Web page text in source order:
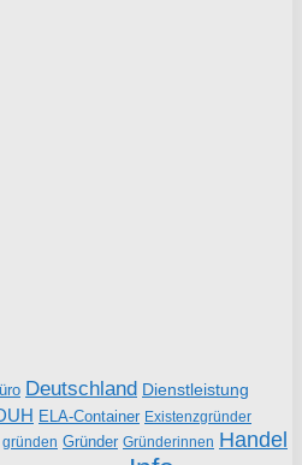
Deutschland Dienstleistung
ELA-Container Existenzgründer
gründen Gründer Gründerinnen Handel